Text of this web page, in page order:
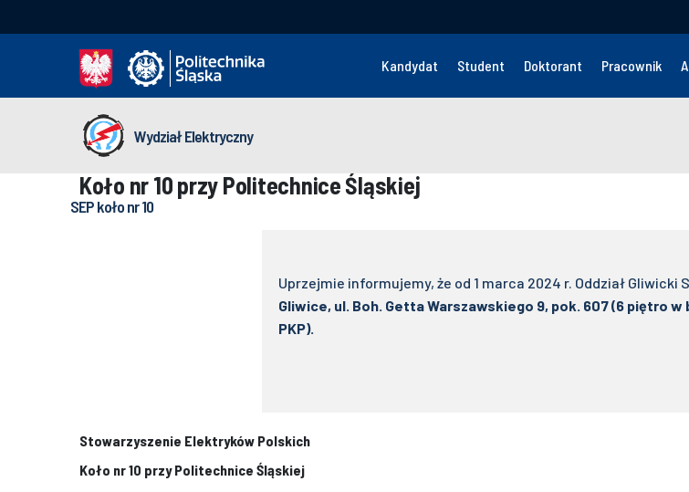
Kandydat Student Doktorant Pracownik
Wydział Elektryczny
Koło nr 10 przy Politechnice Śląskiej
SEP koło nr 10
Uprzejmie informujemy, że od 1 marca 2024 r. Oddział Gliwicki
Gliwice, ul. Boh. Getta Warszawskiego 9, pok. 607 (6 piętro w
PKP).
Stowarzyszenie Elektryków Polskich
Koło nr 10 przy Politechnice Śląskiej